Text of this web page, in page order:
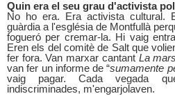
Quin era el seu grau d'activista
No ho era. Era activista cultural.
guàrdia a l'església de Montfullà
fogueró per cremar-la. Hi vaig
Eren els del comitè de Salt que
fer fora. Van marxar cantant La
van fer un informe de “sumamente
vaig pagar. Cada vegada
indiscriminades, m'engarjolaven.